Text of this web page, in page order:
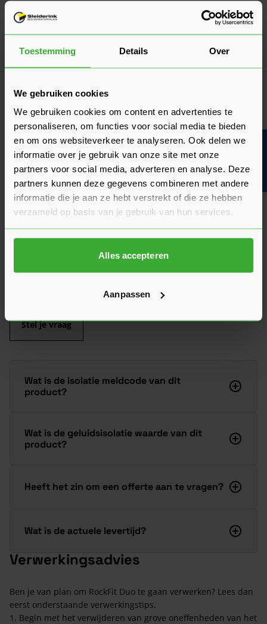
Toestemming Details Over
We gebruiken cookies
We gebruiken cookies om content en advertenties te
personaliseren, om functies voor social media te bieden
en om ons websiteverkeer te analyseren. Ook delen we
informatie over je gebruik van onze site met onze
partners voor social media, adverteren en analyse. Deze
partners kunnen deze gegevens combineren met andere
informatie die je aan ze hebt verstrekt of die ze hebben
verzameld op basis van je gebruik van hun services.
Alles accepteren
Aanpassen
per stuk
Hier lees je de ervaringen van andere klanten met dit
product. Hun feedback helpt je om een goed beeld te krijgen
van de kwaliteit en het gebruiksgemak.
Heb je zelf ervaring met dit product? Laat dan vooral een
review achter, zo help je anderen met jouw mening en
dragen we samen bij aan een nog beter aanbod.
Beoordeling schrijven
Veelgestelde vragen
product. We hebben de belangrijkste onderwerpen alvast
voor je op een rij gezet zodat je snel verder kunt.
gerust contact op met een van onze experts we helpen je
Stel je vraag
Wat is de isolatie meldcode van dit
product?
Wat is de geluidsisolatie waarde van dit
product?
Heeft het zin om een offerte aan te vragen?
Wat is de actuele levertijd?
Verwerkingsadvies
Ben je van plan om RockFit Duo te gaan verwerken? Lees dan
eerst onderstaande verwerkingstips.
1. Begin met het verwijderen van grove oneffenheden van het